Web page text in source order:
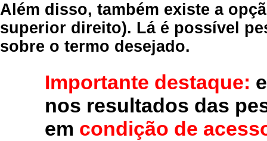
Além disso, também existe a
superior direito). Lá é possível
sobre o termo desejado.
Importante destaque:
nos resultados das
em condição de